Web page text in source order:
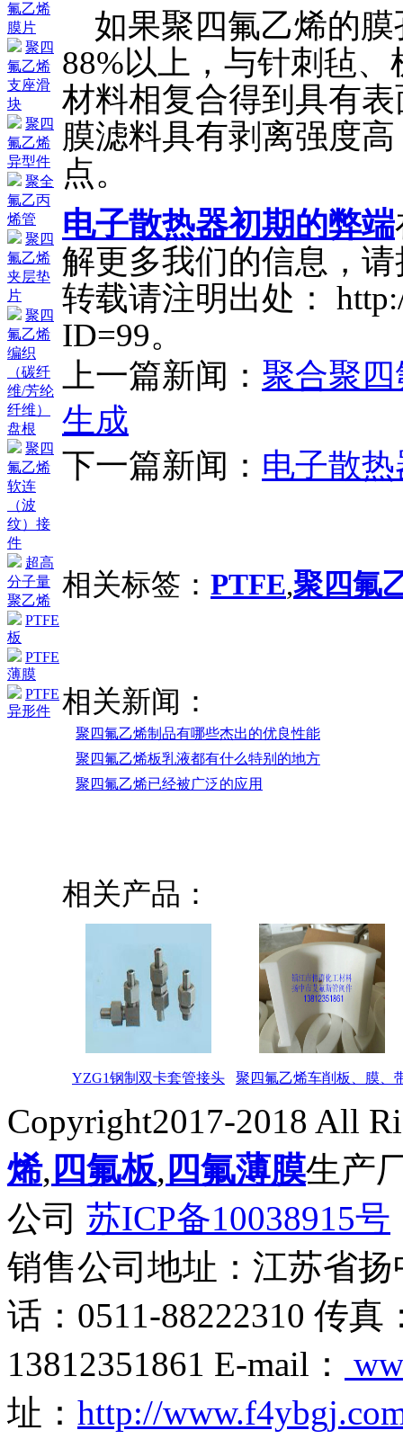
氟乙烯
膜片
聚四
氟乙烯
支座滑
块
聚四
氟乙烯
异型件
聚全
氟乙丙
烯管
聚四
氟乙烯
夹层垫
片
聚四
氟乙烯
编织
（碳纤
维/芳纶
纤维）
盘根
聚四
氟乙烯
软连
（波
纹）接
件
超高
分子量
聚乙烯
PTFE
板
PTFE
薄膜
PTFE
异形件
如果聚四氟乙烯的膜
88%以上，与针刺毡
材料相复合得到具有
膜滤料具有剥离强度
点。
电子散热器初期的弊端
解更多我们的信息，
转载请注明出处：
ID=99。
上一篇新闻： 聚合聚
生成
下一篇新闻： 电子散
相关标签： PTFE,聚四氟
相关新闻：
聚四氟乙烯制品有哪些杰出的优良性能
聚四氟乙烯板乳液都有什么特别的地方
聚四氟乙烯已经被广泛的应用
相关产品：
YZG1钢制双卡套管接头 聚四氟乙烯车削板、膜、
Copyright2017-2018 All
烯, 四氟板, 四氟薄膜生产
公司 苏ICP备10038915号
销售公司地址：江苏省
话：0511-88222310 传真
13812351861 E-mail：
址： http://